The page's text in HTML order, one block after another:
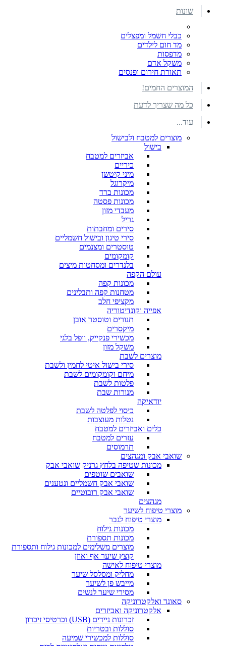
שונות
כבלי חשמל ומפצלים
מד חום לילדים
מדפסות
משקל אדם
תאורת חירום ופנסים
המוצרים החמים!
כל מה שצריך לדעת
עוד...
מוצרים למטבח ולבישול
בישול
אביזרים למטבח
כיריים
מיני קיטשן
מיקרוגל
מכונות ברד
מכונות פסטה
מעבדי מזון
גריל
סירים ומחבתות
סירי טיגון ובישול חשמליים
טוסטרים ומצנמים
קומקומים
בלנדרים ומסחטות מיצים
עולם הקפה
מכונות קפה
מטחנות קפה ותבלינים
מקציפי חלב
אפייה וקונדיטוריה
תנורים וטוסטר אובן
מיקסרים
מכשירי פנקייק, וופל בלגי
משקל מזון
מוצרים לשבת
סירי בישול איטי לחמין ולשבת
מיחם וקומקומים לשבת
פלטות לשבת
מנורות שבת
יודאיקה
כיסוי לפלטה לשבת
נטלות מעוצבות
כלים ואביזרים למטבח
עזרים למטבח
תרמוסים
שואבי אבק ומגהצים
מכונות שטיפה בלחץ גרניק שואבי אבק
שואבים שוטפים
שואבי אבק חשמליים ונטענים
שואבי אבק רובוטיים
מגהצים
מוצרי טיפוח לשיער
מוצרי טיפוח לגבר
מכונות גילוח
מכונות תספורת
מוצרים משלימים למכונות גילוח ותספורת
קוצץ שיער אף ואוזן
מוצרי טיפוח לאישה
מחליק ומסלסל שיער
מייבש פן לשיער
מסירי שיער לנשים
סאונד ואלקטרוניקה
אלקטרוניקה ואביזרים
זכרונות ניידים (USB) וכרטיסי זיכרון
סוללות ובטריות
סוללות למכשירי שמיעה